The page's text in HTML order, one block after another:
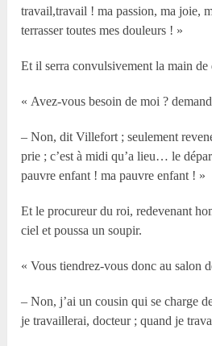
travail,travail ! ma passion, ma joie,
terrasser toutes mes douleurs ! »
Et il serra convulsivement la main de
« Avez-vous besoin de moi ?
– Non, dit Villefort ; seulement
prie ; c’est à midi qu’a lieu… le
pauvre enfant ! ma pauvre enfant ! »
Et le procureur du roi, redevenant
ciel et poussa un soupir.
« Vous tiendrez-vous donc au salon
– Non, j’ai un cousin qui se charge
je travaillerai, docteur ; quand je